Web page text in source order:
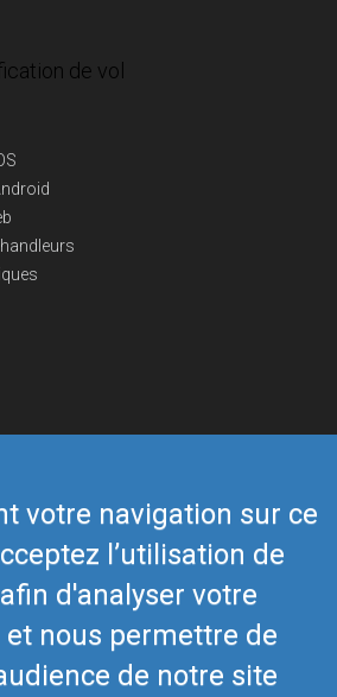
votre navigation sur ce
l’utilisation de
d'analyser votre
nous permettre de
de notre site
de vol
26441835
418-592-8862